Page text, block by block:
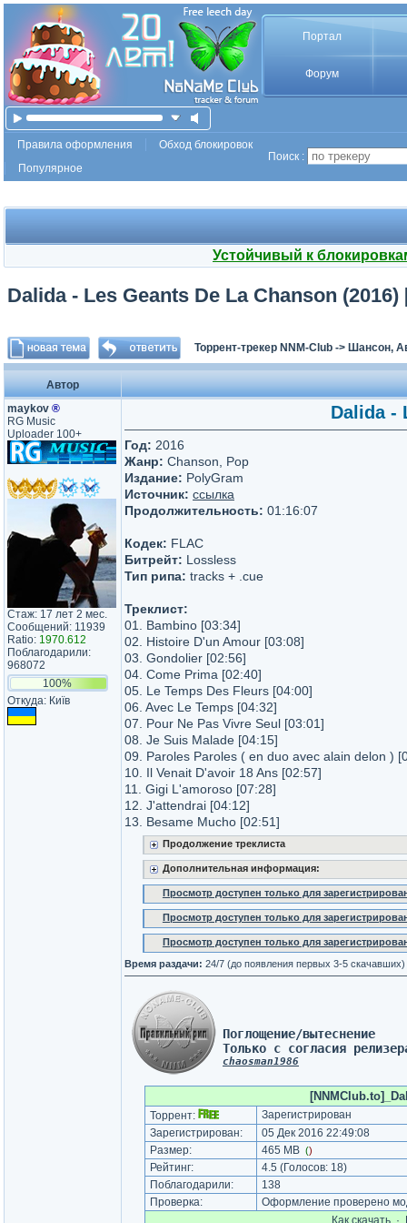
Портал
Форум
Правила оформления
Обход блокировок
Популярное
Поиск :
Устойчивый к
Dalida - Les Geants De La Chanson
Торрент-трекер NNM-Club -> Шансон,
Автор
maykov ®
RG Music
Uploader 100+
Стаж: 17 лет 2 мес.
Сообщений: 11939
Ratio: 1970.612
Поблагодарили:
968072
100%
Откуда: Київ
Dalida -
Год: 2016
Жанр: Chanson, Pop
Издание: PolyGram
Источник: ссылка
Продолжительность: 01:16:07
Кодек: FLAC
Битрейт: Lossless
Тип рипа: tracks + .cue
Треклист:
01. Bambino [03:34]
02. Histoire D'un Amour [03:08]
03. Gondolier [02:56]
04. Come Prima [02:40]
05. Le Temps Des Fleurs [04:00]
06. Avec Le Temps [04:32]
07. Pour Ne Pas Vivre Seul [03:01]
08. Je Suis Malade [04:15]
09. Paroles Paroles ( en duo avec alain delon )
10. Il Venait D'avoir 18 Ans [02:57]
11. Gigi L'amoroso [07:28]
12. J'attendrai [04:12]
13. Besame Mucho [02:51]
Продолжение треклиста
Дополнительная информация:
Просмотр доступен только для
Просмотр доступен только для
Просмотр доступен только для
Время раздачи: 24/7 (до появления первых 3-5 скачавших)
Поглощение/вытеснение
Только с согласия
chaosman1986
Торрент:
Зарегистрирован
Зарегистрирован:
05 Дек 2016 22:49:08
Размер:
465 MB ()
Рейтинг: 4.5 (Голосов: 18)
Поблагодарили:
138
Проверка:
Оформление проверено
Как cкачать·